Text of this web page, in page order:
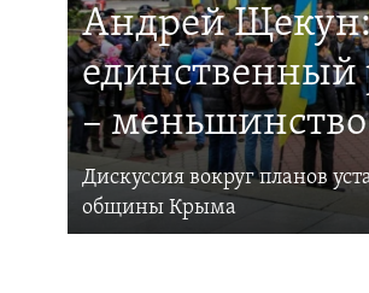
Андрей
единственный
–
Дискуссия вокруг планов
общины Крыма